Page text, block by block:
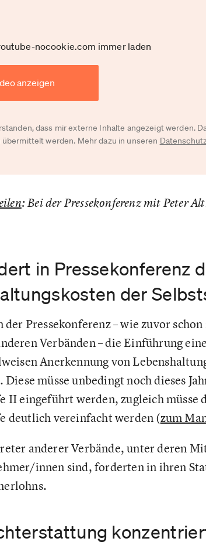
nocookie.com immer laden
anzeigen
dass mir externe Inhalte angezeigt werden.
werden. Mehr dazu in unseren
: Bei der Pressekonferenz mit Peter
in Pressekonferenz
der
Pressekonferenz – wie zuvor
Verbänden – die Einführung
Anerkennung von
müsse unbedingt noch dieses
II eingeführt werden, zugleich müsse
deutlich vereinfacht werden (zum
anderer Verbände, unter deren
innen sind, forderten in ihren